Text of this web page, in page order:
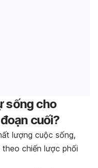
sống cho
cuối?
lượng cuộc sống,
chiến lược phối